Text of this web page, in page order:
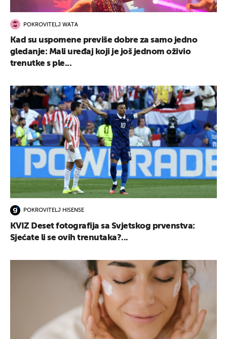
POKROVITELJ WATA
Kad su uspomene previše dobre za samo jedno
gledanje: Mali uređaj koji je još jednom oživio
trenutke s ple...
POKROVITELJ HISENSE
KVIZ Deset fotografija sa Svjetskog prvenstva:
Sjećate li se ovih trenutaka?...